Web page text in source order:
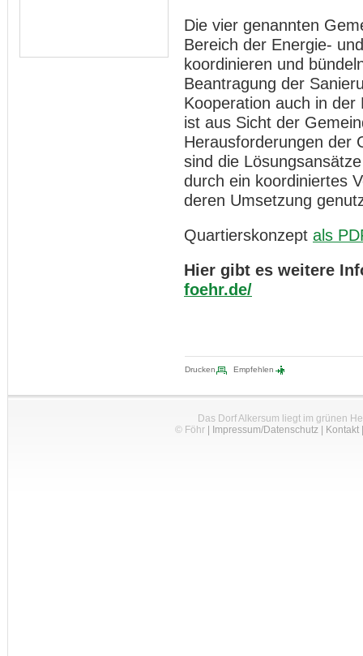
Die vier genannten
Bereich der Energie-
koordinieren und
Beantragung der
Kooperation auch in
ist aus Sicht der
Herausforderungen der
sind die
durch ein koordiniertes
deren Umsetzung
Quartierskonzept als
Hier gibt es weitere
foehr.de/
Drucken Empfehlen
Das Dorf Alkersum liegt im grünen
© Föhr| Impressum/Datenschutz| Kontakt